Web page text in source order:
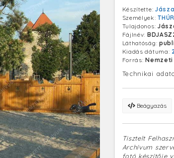
Készítette:
Személyek:
Tulajdonos:
Fájlnév:
Láthatóság:
Kiadás dátuma:
Forrás:
Technikai
Beágyazás
Tisztelt
Archívum
fotó készítője